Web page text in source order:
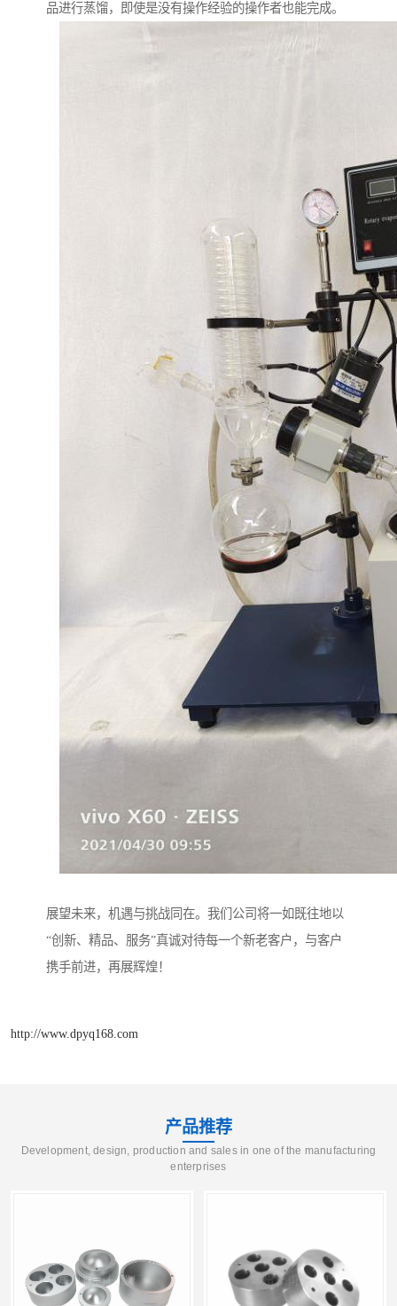
品进行蒸馏，即使是没有操作经验的操作者也能完成。
展望未来，机遇与挑战同在。我们公司将一如既往地以
“创新、精品、服务”真诚对待每一个新老客户，与客户
携手前进，再展辉煌！
http://www.dpyq168.com
产品推荐
Development, design, production and sales in one of the manufacturing
enterprises